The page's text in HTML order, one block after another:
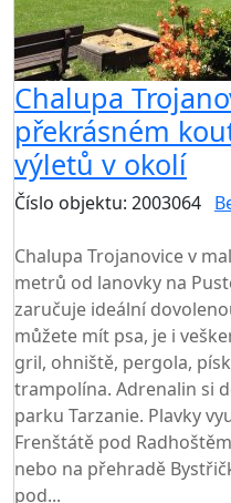
Chalupa
překrásném
výletů v okolí
Číslo objektu: 2003064
Chalupa Trojanovice v
metrů od lanovky na
zaručuje ideální
můžete mít psa, je i
gril, ohniště, pergola,
trampolína. Adrenalin si
parku Tarzanie. Plavky
Frenštátě pod
nebo na přehradě
pod...